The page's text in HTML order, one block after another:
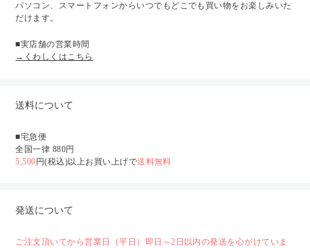
パソコン、スマートフォンからいつでもどこでも買い物をお楽しみいた
だけます。
■実店舗の営業時間
→くわしくはこちら
送料について
■宅急便
全国一律 880円
5,500 円(税込)以上お買い上げで送料無料
発送について
ご注文頂いてから営業日（平日）即日～2日以内の発送を心がけていま